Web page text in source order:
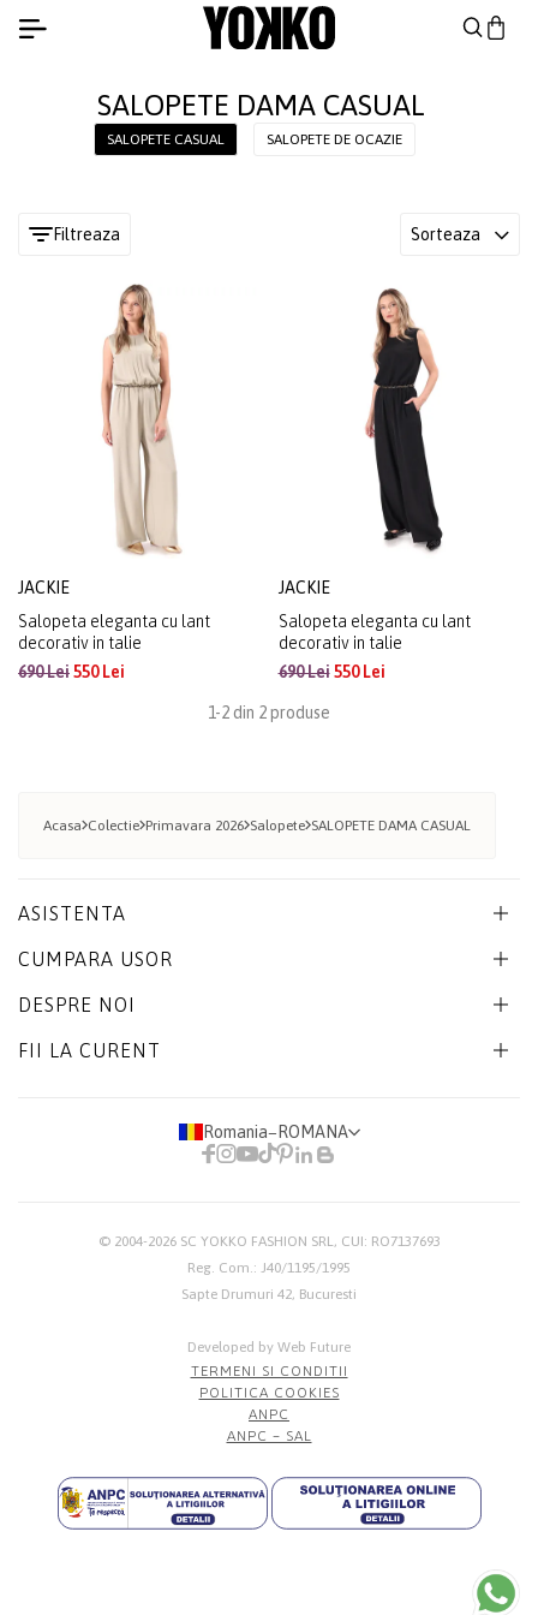
SALOPETE DAMA CASUAL
SALOPETE CASUAL SALOPETE DE OCAZIE
Filtreaza Sorteaza
JACKIE
Salopeta eleganta cu lant
decorativ in talie
690 Lei550 Lei
JACKIE
Salopeta eleganta cu lant
decorativ in talie
690 Lei550 Lei
1-2 din 2 produse
Acasa Colectie Primavara 2026 Salopete SALOPETE DAMA CASUAL
ASISTENTA
CUMPARA USOR
DESPRE NOI
FII LA CURENT
Romania− ROMANA
© 2004-2026 SC YOKKO FASHION SRL, CUI: RO7137693
Reg. Com.: J40/1195/1995
Sapte Drumuri 42, Bucuresti
Developed by Web Future
TERMENI SI CONDITII
POLITICA COOKIES
ANPC
ANPC – SAL